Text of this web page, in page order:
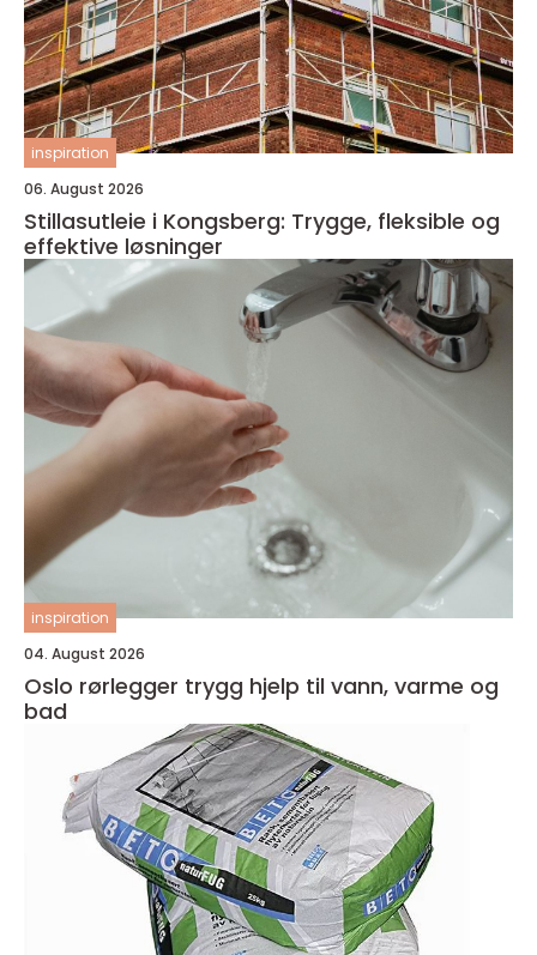
inspiration
06. August 2026
Stillasutleie i Kongsberg: Trygge, fleksible og
effektive løsninger
inspiration
04. August 2026
Oslo rørlegger trygg hjelp til vann, varme og
bad